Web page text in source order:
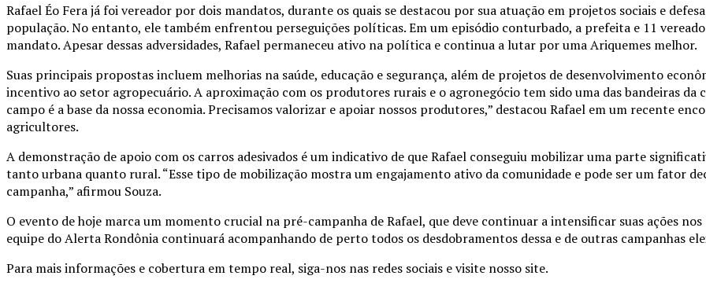
Rafael Éo Fera já foi vereador por dois mandatos, durante os quais se destacou por sua atuação em projetos sociais e
população. No entanto, ele também enfrentou perseguições políticas. Em um episódio conturbado, a prefeita e 11
mandato. Apesar dessas adversidades, Rafael permaneceu ativo na política e continua a lutar por uma Ariquemes melhor.
Suas principais propostas incluem melhorias na saúde, educação e segurança, além de projetos de desenvolvimento
incentivo ao setor agropecuário. A aproximação com os produtores rurais e o agronegócio tem sido uma das bandeiras da
campo é a base da nossa economia. Precisamos valorizar e apoiar nossos produtores,” destacou Rafael em um recente
agricultores.
A demonstração de apoio com os carros adesivados é um indicativo de que Rafael conseguiu mobilizar uma parte
tanto urbana quanto rural. “Esse tipo de mobilização mostra um engajamento ativo da comunidade e pode ser um fator
campanha,” afirmou Souza.
O evento de hoje marca um momento crucial na pré-campanha de Rafael, que deve continuar a intensificar suas ações nos
equipe do Alerta Rondônia continuará acompanhando de perto todos os desdobramentos dessa e de outras campanhas
Para mais informações e cobertura em tempo real, siga-nos nas redes sociais e visite nosso site.